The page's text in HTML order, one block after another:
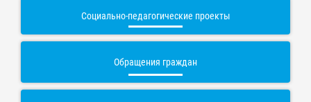
Социально-педагогические проекты
Обращения граждан